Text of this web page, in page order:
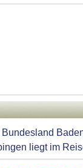
liegt im